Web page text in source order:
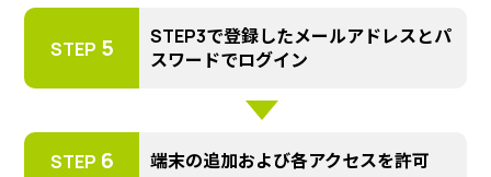
STEP 5
STEP3で登録したメールアドレスとパ
スワードでログイン
STEP 6 端末の追加および各アクセスを許可